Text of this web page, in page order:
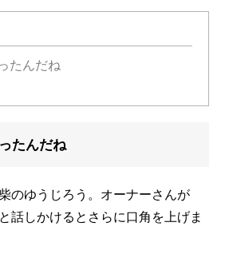
たんだね
たんだね
のゆうじろう。オーナーさんが
話しかけるとさらに口角を上げま